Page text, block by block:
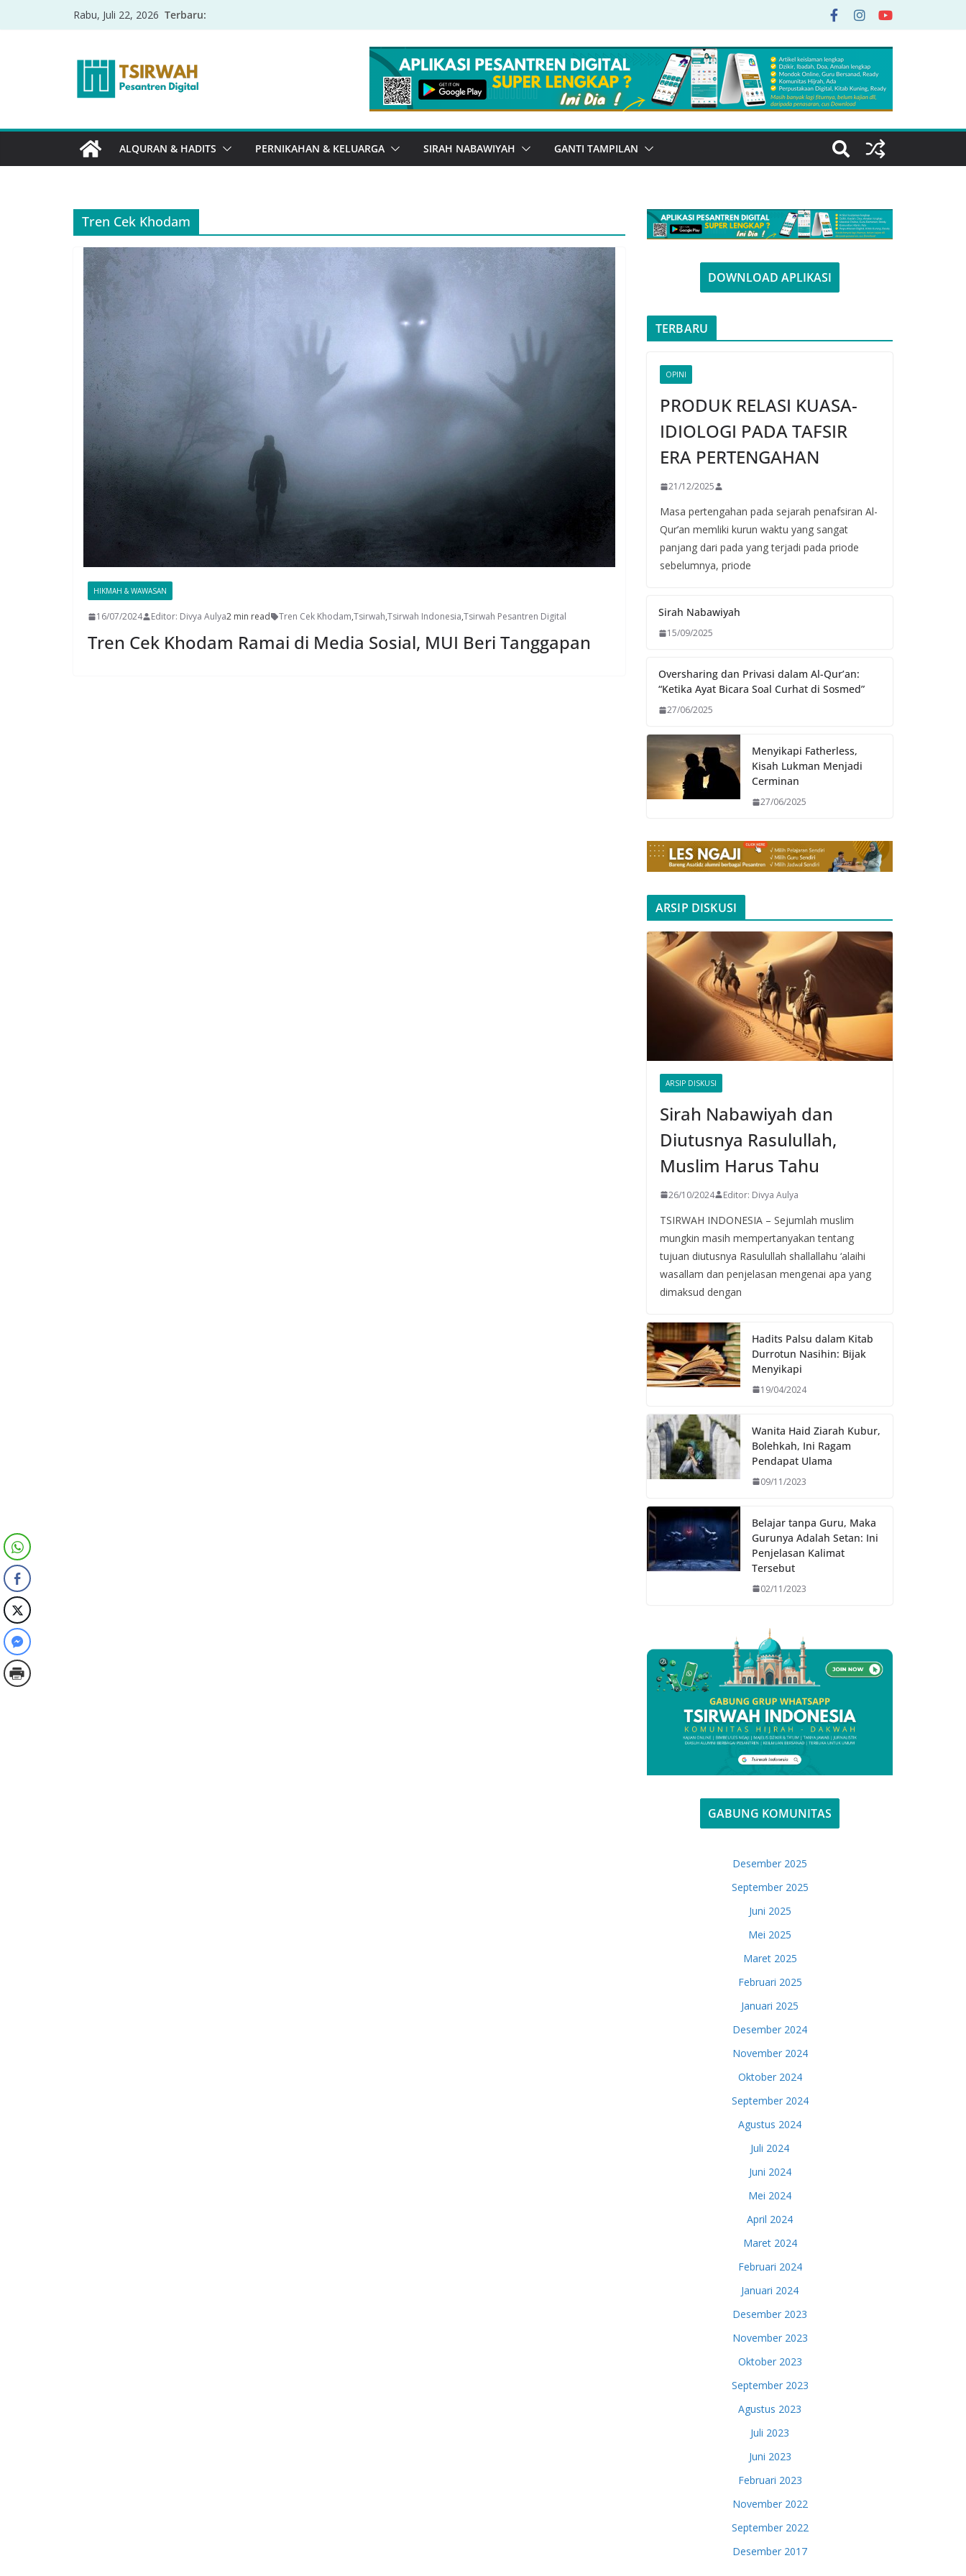
Rabu, Juli 22, 2026 Terbaru:
ALQURAN & HADITS PERNIKAHAN & KELUARGA SIRAH NABAWIYAH GANTI TAMPILAN
Tren Cek Khodam
HIKMAH & WAWASAN
16/07/2024 Editor: Divya Aulya2 min read Tren Cek Khodam,Tsirwah,Tsirwah Indonesia,Tsirwah Pesantren Digital
Tren Cek Khodam Ramai di Media Sosial, MUI Beri Tanggapan
DOWNLOAD APLIKASI
TERBARU
OPINI
PRODUK RELASI KUASA-
IDIOLOGI PADA TAFSIR
ERA PERTENGAHAN
21/12/2025
Masa pertengahan pada sejarah penafsiran Al-
Qur’an memliki kurun waktu yang sangat
panjang dari pada yang terjadi pada priode
sebelumnya, priode
Sirah Nabawiyah
15/09/2025
Oversharing dan Privasi dalam Al-Qur’an:
“Ketika Ayat Bicara Soal Curhat di Sosmed”
27/06/2025
Menyikapi Fatherless,
Kisah Lukman Menjadi
Cerminan
27/06/2025
ARSIP DISKUSI
ARSIP DISKUSI
Sirah Nabawiyah dan
Diutusnya Rasulullah,
Muslim Harus Tahu
26/10/2024 Editor: Divya Aulya
TSIRWAH INDONESIA – Sejumlah muslim
mungkin masih mempertanyakan tentang
tujuan diutusnya Rasulullah shallallahu ‘alaihi
wasallam dan penjelasan mengenai apa yang
dimaksud dengan
Hadits Palsu dalam Kitab
Durrotun Nasihin: Bijak
Menyikapi
19/04/2024
Wanita Haid Ziarah Kubur,
Bolehkah, Ini Ragam
Pendapat Ulama
09/11/2023
Belajar tanpa Guru, Maka
Gurunya Adalah Setan: Ini
Penjelasan Kalimat
Tersebut
02/11/2023
GABUNG KOMUNITAS
Desember 2025
September 2025
Juni 2025
Mei 2025
Maret 2025
Februari 2025
Januari 2025
Desember 2024
November 2024
Oktober 2024
September 2024
Agustus 2024
Juli 2024
Juni 2024
Mei 2024
April 2024
Maret 2024
Februari 2024
Januari 2024
Desember 2023
November 2023
Oktober 2023
September 2023
Agustus 2023
Juli 2023
Juni 2023
Februari 2023
November 2022
September 2022
Desember 2017